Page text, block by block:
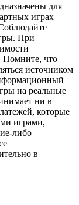
для
играх
При
Помните, что
источником
на реальные
ни в
которые
играми,
либо
в